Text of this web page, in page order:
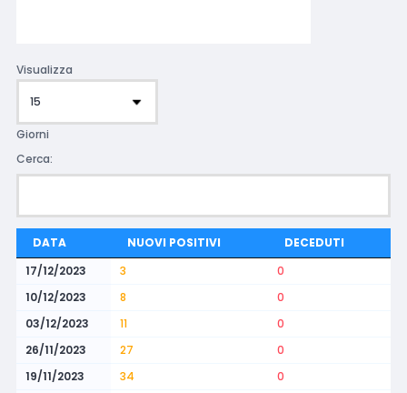
Visualizza
Giorni
Cerca:
DATA NUOVI POSITIVI
DECEDUTI
17/12/2023
3
0
10/12/2023
8
0
03/12/2023
11
0
26/11/2023
27
0
19/11/2023
34
0